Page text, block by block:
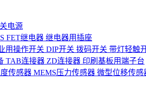
电源
FET继电器 继电器用插座
用操作开关 DIP开关 拨码开关 带灯轻触
TAB连接器 ZD连接器 印刷基板用端子台
传感器 MEMS压力传感器 微型位移传感